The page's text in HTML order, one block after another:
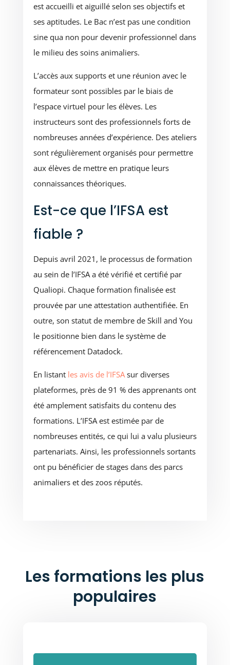
est accueilli et aiguillé selon ses objectifs et
ses aptitudes. Le Bac n’est pas une condition
sine qua non pour devenir professionnel dans
le milieu des soins animaliers.
L’accès aux supports et une réunion avec le
formateur sont possibles par le biais de
l’espace virtuel pour les élèves. Les
instructeurs sont des professionnels forts de
nombreuses années d’expérience. Des ateliers
sont régulièrement organisés pour permettre
aux élèves de mettre en pratique leurs
connaissances théoriques.
Est-ce que l’IFSA est
fiable ?
Depuis avril 2021, le processus de formation
au sein de l’IFSA a été vérifié et certifié par
Qualiopi. Chaque formation finalisée est
prouvée par une attestation authentifiée. En
outre, son statut de membre de Skill and You
le positionne bien dans le système de
référencement Datadock.
En listant les avis de l’IFSAsur diverses
plateformes, près de 91 % des apprenants ont
été amplement satisfaits du contenu des
formations. L’IFSA est estimée par de
nombreuses entités, ce qui lui a valu plusieurs
partenariats. Ainsi, les professionnels sortants
ont pu bénéficier de stages dans des parcs
animaliers et des zoos réputés.
Les formations les plus
populaires